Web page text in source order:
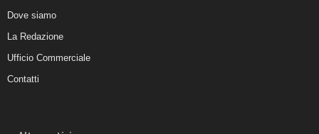
Dove siamo
La Redazione
Ufficio Commerciale
Contatti